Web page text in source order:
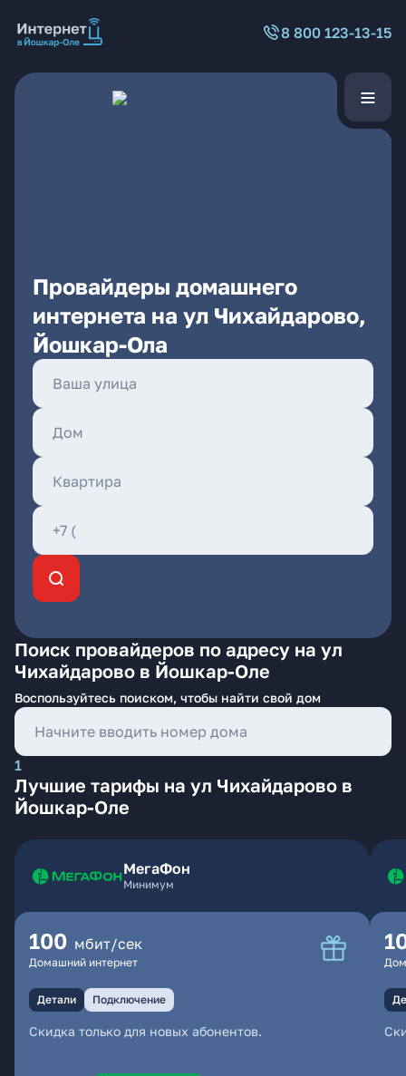
8 800 123-13-15
Провайдеры домашнего
интернета на ул Чихайдарово,
Йошкар-Ола
Поиск провайдеров по адресу на ул
Чихайдарово в Йошкар-Оле
Воспользуйтесь поиском, чтобы найти свой дом
1
Лучшие тарифы на ул Чихайдарово в
Йошкар-Оле
МегаФон
Минимум
100 мбит/сек
Домашний интернет
Детали Подключение
Скидка только для новых абонентов.